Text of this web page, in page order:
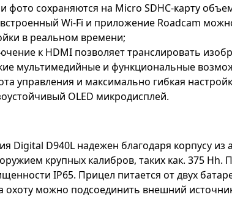
фото сохраняются на Micro SDHC-карту
Wi-Fi и приложение Roadcam
в реальном времени;
к HDMI позволяет транслировать
мультимедийные и функциональные
управления и максимально гибкая
OLED микродисплей.
Digital D940L надежен благодаря корпусу
крупных калибров, таких как. 375
IP65. Прицел питается от двух
охоту можно подсоединить внешний